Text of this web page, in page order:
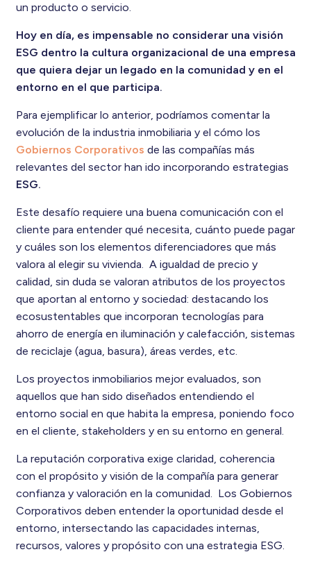
un producto o servicio.
Hoy en día, es impensable no considerar una visión
ESG dentro la cultura organizacional de una empresa
que quiera dejar un legado en la comunidad y en el
entorno en el que participa.
Para ejemplificar lo anterior, podríamos comentar la
evolución de la industria inmobiliaria y el cómo los
Gobiernos Corporativos de las compañías más
relevantes del sector han ido incorporando estrategias
ESG.
Este desafío requiere una buena comunicación con el
cliente para entender qué necesita, cuánto puede pagar
y cuáles son los elementos diferenciadores que más
valora al elegir su vivienda. A igualdad de precio y
calidad, sin duda se valoran atributos de los proyectos
que aportan al entorno y sociedad: destacando los
ecosustentables que incorporan tecnologías para
ahorro de energía en iluminación y calefacción, sistemas
de reciclaje (agua, basura), áreas verdes, etc.
Los proyectos inmobiliarios mejor evaluados, son
aquellos que han sido diseñados entendiendo el
entorno social en que habita la empresa, poniendo foco
en el cliente, stakeholders y en su entorno en general.
La reputación corporativa exige claridad, coherencia
con el propósito y visión de la compañía para generar
confianza y valoración en la comunidad. Los Gobiernos
Corporativos deben entender la oportunidad desde el
entorno, intersectando las capacidades internas,
recursos, valores y propósito con una estrategia ESG.